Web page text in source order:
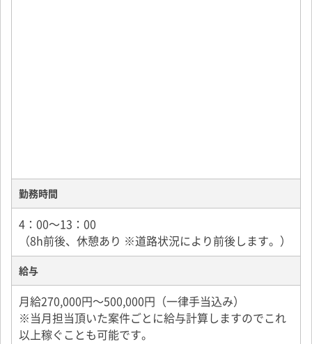
勤務時間
4：00～13：00
（8h前後、休憩あり ※道路状況により前後します。）
給与
月給270,000円～500,000円（一律手当込み）
※当月担当頂いた案件ごとに給与計算しますのでこれ
以上稼ぐことも可能です。